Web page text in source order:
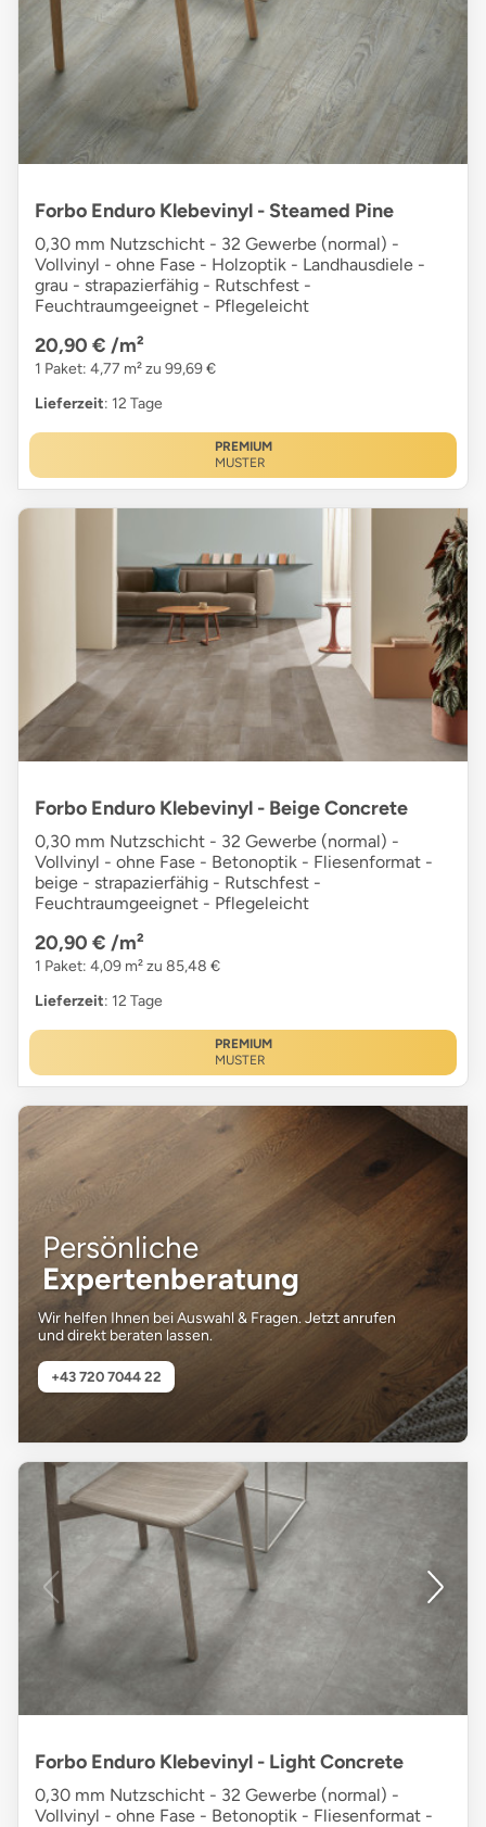
Forbo Enduro Klebevinyl - Steamed Pine
0,30 mm Nutzschicht - 32 Gewerbe (normal) -
Vollvinyl - ohne Fase - Holzoptik - Landhausdiele -
grau - strapazierfähig - Rutschfest -
Feuchtraumgeeignet - Pflegeleicht
20,90 € /m²
1 Paket: 4,77 m² zu 99,69 €
Lieferzeit: 12 Tage
PREMIUM
MUSTER
Forbo Enduro Klebevinyl - Beige Concrete
0,30 mm Nutzschicht - 32 Gewerbe (normal) -
Vollvinyl - ohne Fase - Betonoptik - Fliesenformat -
beige - strapazierfähig - Rutschfest -
Feuchtraumgeeignet - Pflegeleicht
20,90 € /m²
1 Paket: 4,09 m² zu 85,48 €
Lieferzeit: 12 Tage
PREMIUM
MUSTER
Persönliche
Expertenberatung
Wir helfen Ihnen bei Auswahl & Fragen. Jetzt anrufen
und direkt beraten lassen.
+43 720 7044 22
Forbo Enduro Klebevinyl - Light Concrete
0,30 mm Nutzschicht - 32 Gewerbe (normal) -
Vollvinyl - ohne Fase - Betonoptik - Fliesenformat -